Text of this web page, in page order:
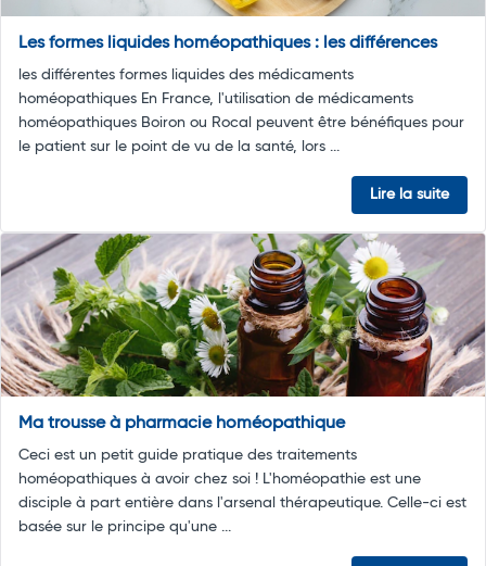
Les formes liquides homéopathiques : les différences
les différentes formes liquides des médicaments
homéopathiques En France, l'utilisation de médicaments
homéopathiques Boiron ou Rocal peuvent être bénéfiques pour
le patient sur le point de vu de la santé, lors ...
Lire la suite
Ma trousse à pharmacie homéopathique
Ceci est un petit guide pratique des traitements
homéopathiques à avoir chez soi ! L'homéopathie est une
disciple à part entière dans l'arsenal thérapeutique. Celle-ci est
basée sur le principe qu'une ...